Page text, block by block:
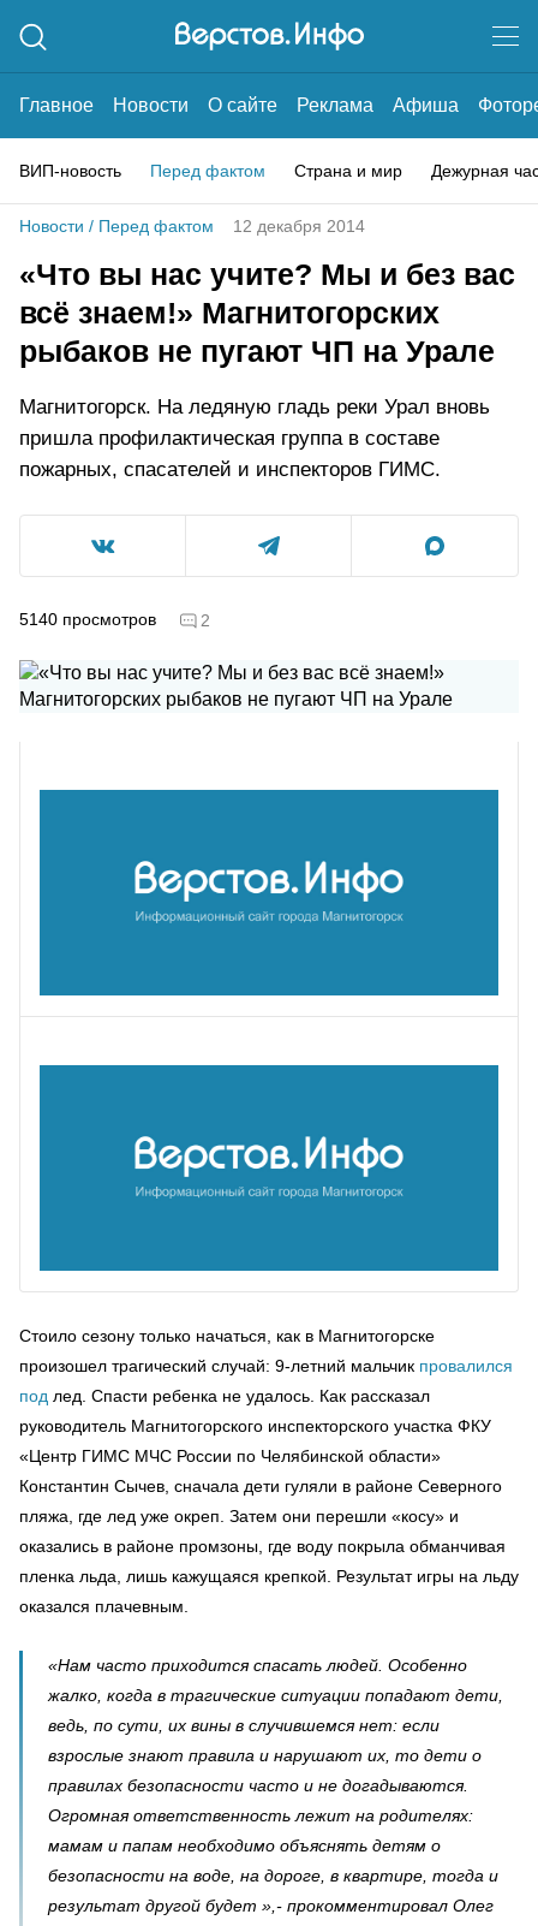
Главное Новости О сайте Реклама Афиша
ВИП-новость Перед фактом Страна и мир Дежурная
Новости / Перед фактом 12 декабря 2014
«Что вы нас учите? Мы и без вас
всё знаем!» Магнитогорских
рыбаков не пугают ЧП на Урале
Магнитогорск. На ледяную гладь реки Урал вновь
пришла профилактическая группа в составе
пожарных, спасателей и инспекторов ГИМС.
5140 просмотров 2
Стоило сезону только начаться, как в Магнитогорске
произошел трагический случай: 9-летний мальчик провалился
под лед. Спасти ребенка не удалось. Как рассказал
руководитель Магнитогорского инспекторского участка ФКУ
«Центр ГИМС МЧС России по Челябинской области»
Константин Сычев, сначала дети гуляли в районе Северного
пляжа, где лед уже окреп. Затем они перешли «косу» и
оказались в районе промзоны, где воду покрыла обманчивая
пленка льда, лишь кажущаяся крепкой. Результат игры на льду
оказался плачевным.
«Нам часто приходится спасать людей. Особенно
жалко, когда в трагические ситуации попадают дети,
ведь, по сути, их вины в случившемся нет: если
взрослые знают правила и нарушают их, то дети о
правилах безопасности часто и не догадываются.
Огромная ответственность лежит на родителях:
мамам и папам необходимо объяснять детям о
безопасности на воде, на дороге, в квартире, тогда и
результат другой будет »,- прокомментировал Олег